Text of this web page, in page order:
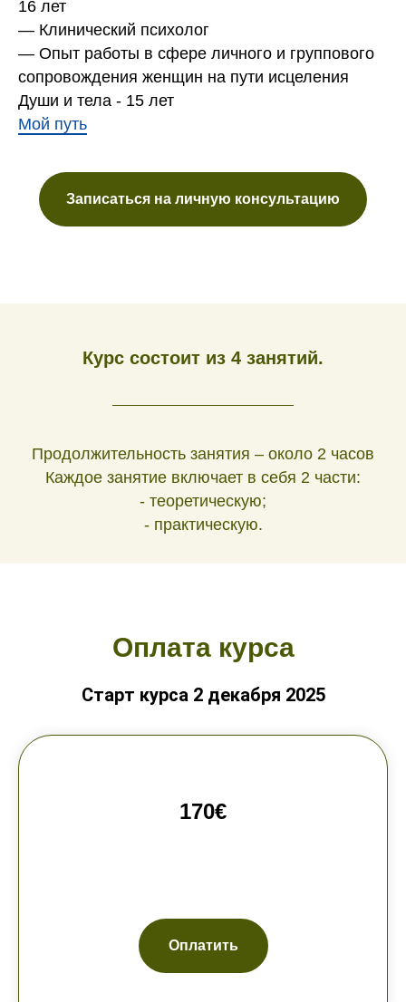
16 лет
— Клинический психолог
— Опыт работы в сфере личного и группового
сопровождения женщин на пути исцеления
Души и тела - 15 лет
Мой путь
Записаться на личную консультацию
Курс состоит из 4 занятий.
Продолжительность занятия – около 2 часов
Каждое занятие включает в себя 2 части:
- теоретическую;
- практическую.
Оплата курса
Старт курса 2 декабря 2025
170€
Оплатить